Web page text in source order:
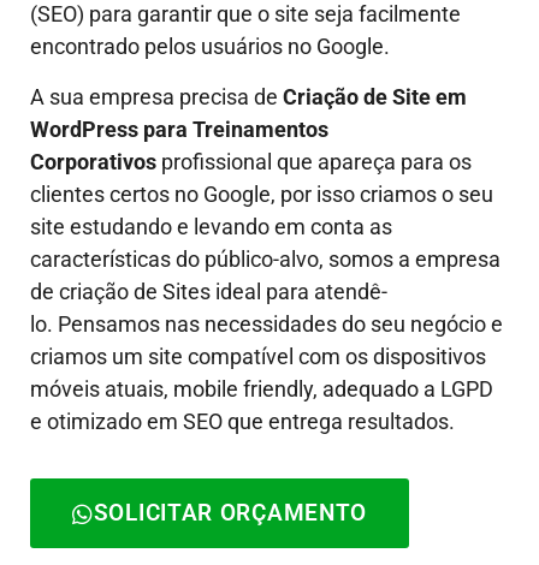
(SEO) para garantir que o site seja facilmente
encontrado pelos usuários no Google.
A sua empresa precisa de Criação de Site em
WordPress para Treinamentos
Corporativos profissional que apareça para os
clientes certos no Google, por isso criamos o seu
site estudando e levando em conta as
características do público-alvo, somos a empresa
de criação de Sites ideal para atendê-
lo. Pensamos nas necessidades do seu negócio e
criamos um site compatível com os dispositivos
móveis atuais, mobile friendly, adequado a LGPD
e otimizado em SEO que entrega resultados.
SOLICITAR ORÇAMENTO